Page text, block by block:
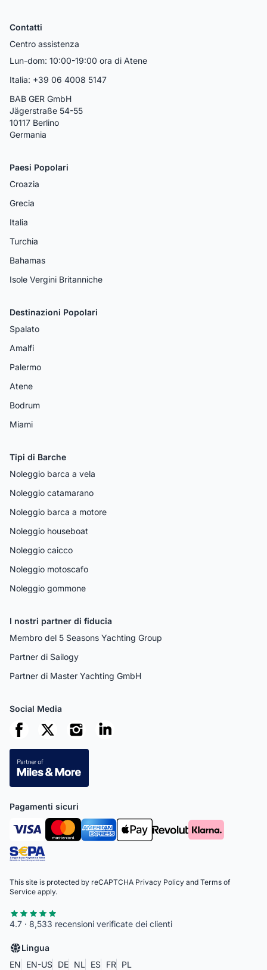
Contatti
Centro assistenza
Lun-dom: 10:00-19:00 ora di Atene
Italia: +39 06 4008 5147
BAB GER GmbH
Jägerstraße 54-55
10117 Berlino
Germania
Paesi Popolari
Croazia
Grecia
Italia
Turchia
Bahamas
Isole Vergini Britanniche
Destinazioni Popolari
Spalato
Amalfi
Palermo
Atene
Bodrum
Miami
Tipi di Barche
Noleggio barca a vela
Noleggio catamarano
Noleggio barca a motore
Noleggio houseboat
Noleggio caicco
Noleggio motoscafo
Noleggio gommone
I nostri partner di fiducia
Membro del 5 Seasons Yachting Group
Partner di Sailogy
Partner di Master Yachting GmbH
Social Media
Pagamenti sicuri
This site is protected by reCAPTCHA Privacy Policy and Terms of
Service apply.
4.7 · 8,533 recensioni verificate dei clienti
Lingua
EN
EN-US DE NL ES FR PL